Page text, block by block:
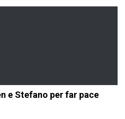
e Stefano per far pace